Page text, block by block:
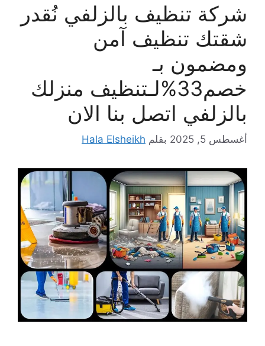
شركة تنظيف بالزلفي نُقدر
شقتك تنظيف آمن
ومضمون بـ
خصم33%لـتنظيف منزلك
بالزلفي اتصل بنا الان
أغسطس 5, 2025 بقلم Hala Elsheikh